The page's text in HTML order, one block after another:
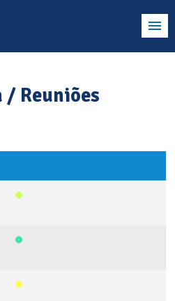
/ Reuniões